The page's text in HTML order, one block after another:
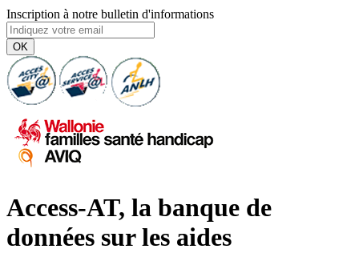
Inscription à notre bulletin d'informations
OK
Access-AT, la banque de
données sur les aides